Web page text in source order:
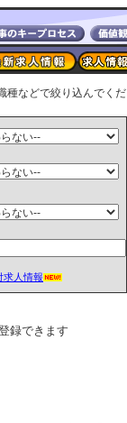
種などで絞り込んでくだ
求人情報
録できます